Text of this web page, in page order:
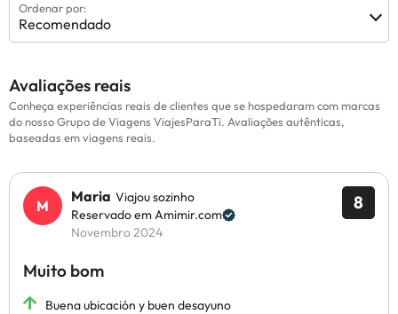
Ordenar por:
Recomendado
Avaliações reais
Conheça experiências reais de clientes que se hospedaram com marcas
do nosso Grupo de Viagens ViajesParaTi. Avaliações autênticas,
baseadas em viagens reais.
8
Maria Viajou sozinho
Reservado em Amimir.com
Novembro 2024
Muito bom
Buena ubicación y buen desayuno